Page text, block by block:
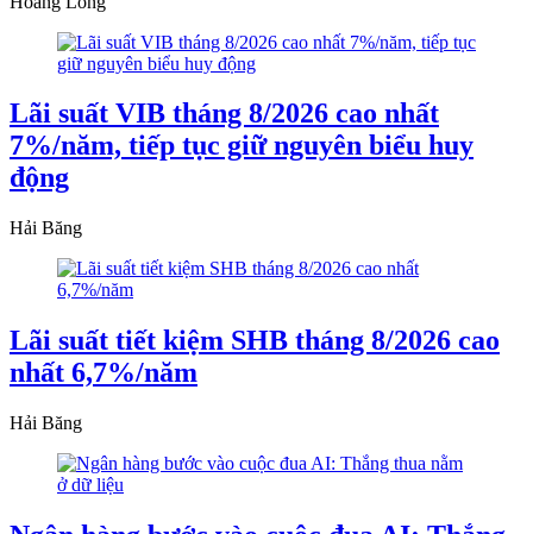
Lãi suất VIB tháng 8/2026 cao nhất
7%/năm, tiếp tục giữ nguyên biểu huy
động
Hải Băng
Lãi suất tiết kiệm SHB tháng 8/2026 cao
nhất 6,7%/năm
Hải Băng